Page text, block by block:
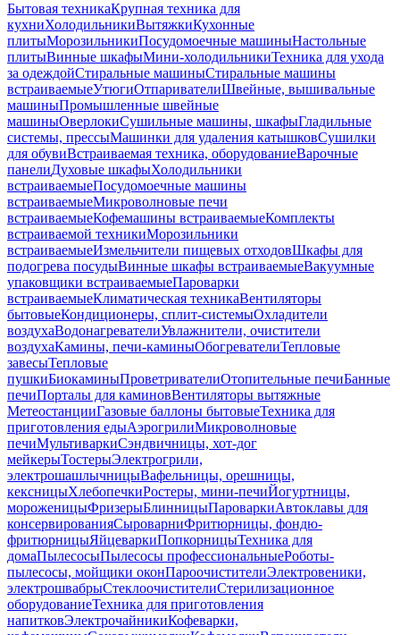
Бытовая техникаКрупная техника для
кухниХолодильникиВытяжкиКухонные
плитыМорозильникиПосудомоечные машиныНастольные
плитыВинные шкафыМини-холодильникиТехника для ухода
за одеждойСтиральные машиныСтиральные машины
встраиваемыеУтюгиОтпаривателиШвейные, вышивальные
машиныПромышленные швейные
машиныОверлокиСушильные машины, шкафыГладильные
системы, прессыМашинки для удаления катышковСушилки
для обувиВстраиваемая техника, оборудованиеВарочные
панелиДуховые шкафыХолодильники
встраиваемыеПосудомоечные машины
встраиваемыеМикроволновые печи
встраиваемыеКофемашины встраиваемыеКомплекты
встраиваемой техникиМорозильники
встраиваемыеИзмельчители пищевых отходовШкафы для
подогрева посудыВинные шкафы встраиваемыеВакуумные
упаковщики встраиваемыеПароварки
встраиваемыеКлиматическая техникаВентиляторы
бытовыеКондиционеры, сплит-системыОхладители
воздухаВодонагревателиУвлажнители, очистители
воздухаКамины, печи-каминыОбогревателиТепловые
завесыТепловые
пушкиБиокаминыПроветривателиОтопительные печиБанные
печиПорталы для каминовВентиляторы вытяжные
МетеостанцииГазовые баллоны бытовыеТехника для
приготовления едыАэрогрилиМикроволновые
печиМультиваркиСэндвичницы, хот-дог
мейкерыТостерыЭлектрогрили,
электрошашлычницыВафельницы, орешницы,
кексницыХлебопечкиРостеры, мини-печиЙогуртницы,
мороженицыФризерыБлинницыПароваркиАвтоклавы для
консервированияСыроварниФритюрницы, фондю-
фритюрницыЯйцеваркиПопкорницыТехника для
домаПылесосыПылесосы профессиональныеРоботы-
пылесосы, мойщики оконПароочистителиЭлектровеники,
электрошвабрыСтеклоочистителиСтерилизационное
оборудованиеТехника для приготовления
напитковЭлектрочайникиКофеварки,